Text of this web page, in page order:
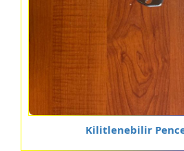
Kilitlenebilir